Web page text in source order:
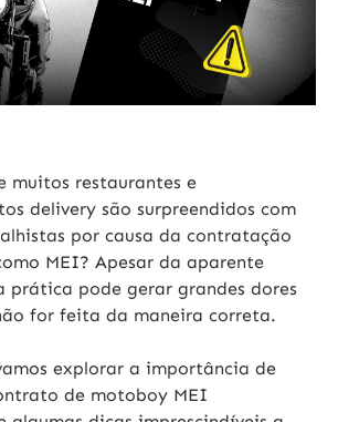
muitos restaurantes e
delivery são surpreendidos com
por causa da contratação
MEI? Apesar da aparente
prática pode gerar grandes dores
for feita da maneira correta.
explorar a importância de
de motoboy MEI